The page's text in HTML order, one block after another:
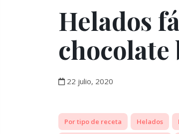
Helados
chocolate
22 julio, 2020
Por tipo de receta Helados